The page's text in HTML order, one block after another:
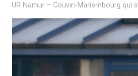
UR Namur – Couvin-Mariembourg qui